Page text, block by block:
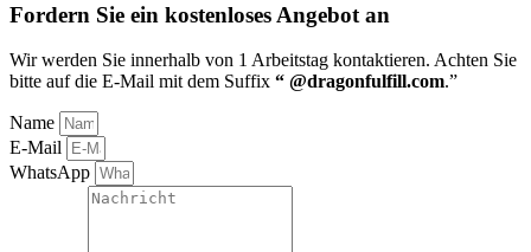
Fordern Sie ein kostenloses Angebot an
Wir werden Sie innerhalb von 1 Arbeitstag kontaktieren. Achten Sie
bitte auf die E-Mail mit dem Suffix “ @dragonfulfill.com.”
Name
E-Mail
WhatsApp